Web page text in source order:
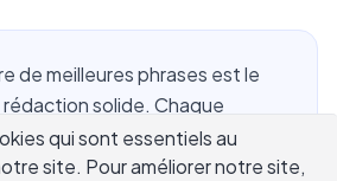
de meilleures phrases est le
solide. Chaque
chaque argument
histoire mémorable
qui sont essentiels au
site. Pour améliorer notre site,